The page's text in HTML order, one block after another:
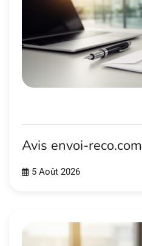
Avis envoi-reco.com
5 Août 2026